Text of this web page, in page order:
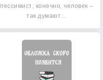
пессимист; конечно, человек –
так думают…